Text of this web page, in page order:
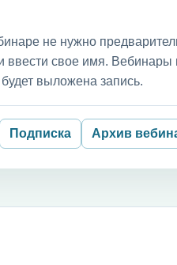
не нужно
ввести свое имя.
выложена запись.
Подписка Архив